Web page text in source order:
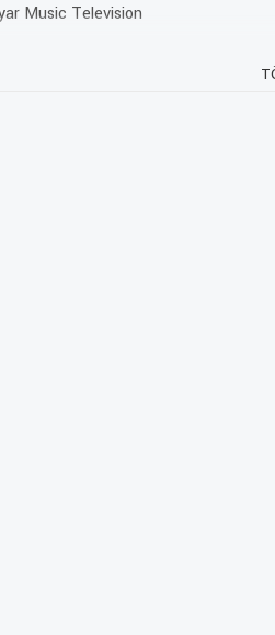
Music Television